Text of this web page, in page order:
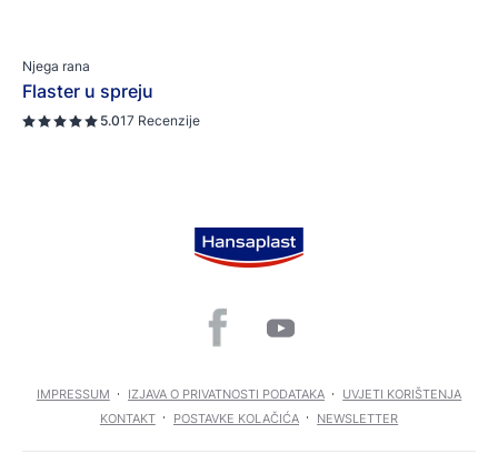
Njega rana
Flaster u spreju
5.017 Recenzije
IMPRESSUM IZJAVA O PRIVATNOSTI PODATAKA
UVJETI KORIŠTENJA
KONTAKT
POSTAVKE KOLAČIĆA NEWSLETTER